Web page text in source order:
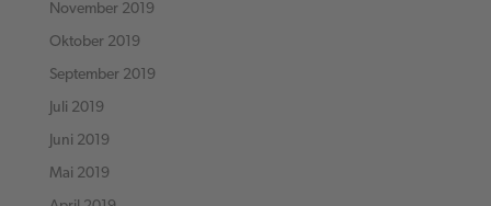
November 2019
Oktober 2019
September 2019
Juli 2019
Juni 2019
Mai 2019